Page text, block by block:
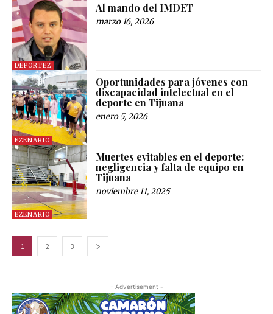
DEPORTEZ
Al mando del IMDET
marzo 16, 2026
EZENARIO
Oportunidades para jóvenes con
discapacidad intelectual en el
deporte en Tijuana
enero 5, 2026
EZENARIO
Muertes evitables en el deporte:
negligencia y falta de equipo en
Tijuana
noviembre 11, 2025
1 2 3
- Advertisement -